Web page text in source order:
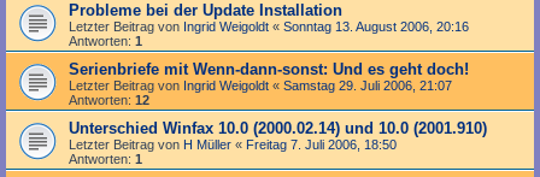
Probleme bei der Update Installation
Letzter Beitrag von Ingrid Weigoldt « Sonntag 13. August 2006, 20:16
Antworten: 1
Serienbriefe mit Wenn-dann-sonst: Und es geht doch!
Letzter Beitrag von Ingrid Weigoldt « Samstag 29. Juli 2006, 21:07
Antworten: 12
Unterschied Winfax 10.0 (2000.02.14) und 10.0 (2001.910)
Letzter Beitrag von H Müller « Freitag 7. Juli 2006, 18:50
Antworten: 1